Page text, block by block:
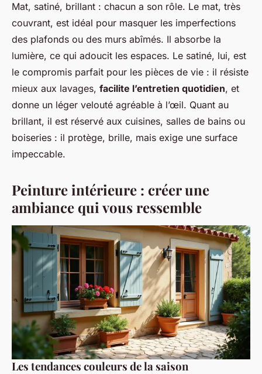
Mat, satiné, brillant : chacun a son rôle. Le mat, très
couvrant, est idéal pour masquer les imperfections
des plafonds ou des murs abîmés. Il absorbe la
lumière, ce qui adoucit les espaces. Le satiné, lui, est
le compromis parfait pour les pièces de vie : il résiste
mieux aux lavages, facilite l’entretien quotidien, et
donne un léger velouté agréable à l’œil. Quant au
brillant, il est réservé aux cuisines, salles de bains ou
boiseries : il protège, brille, mais exige une surface
impeccable.
Peinture intérieure : créer une
ambiance qui vous ressemble
Les tendances couleurs de la saison